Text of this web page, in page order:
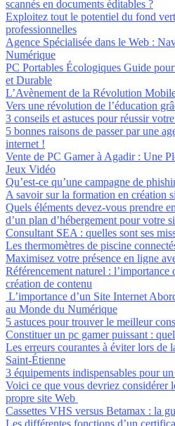
scannés en documents éditables ?
Exploitez tout le potentiel du fond
professionnelles
Agence Spécialisée dans le Web :
Numérique
PC Portables Écologiques Guide
et Durable
L’Avènement de la Révolution
Vers une révolution de l’éducation
3 conseils et astuces pour réussir
5 bonnes raisons de passer par une
internet !
Vente de PC Gamer à Agadir : Une
Jeux Vidéo
Qu’est-ce qu’une campagne de
A savoir sur la formation en création
Quels éléments devez-vous prendre
d’un plan d’hébergement pour votre
Consultant SEA : quelles sont ses
Les thermomètres de piscine
Maximisez votre présence en ligne
Référencement naturel : l’importance
création de contenu
L’importance d’un Site Internet
au Monde du Numérique
5 astuces pour trouver le meilleur
Constituer un pc gamer puissant :
Les erreurs courantes à éviter lors de
Saint-Étienne
3 équipements indispensables pour
Voici ce que vous devriez considérer
propre site Web
Cassettes VHS versus Betamax : la
Les différentes fonctions d’un